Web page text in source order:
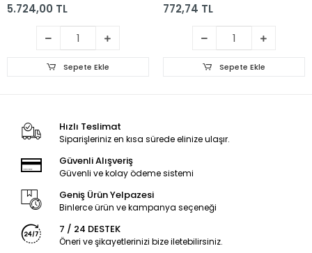
5.724,00 TL
Sepete Ekle
772,74 TL
Sepete Ekle
Hızlı Teslimat
Siparişleriniz en kısa sürede elinize ulaşır.
Güvenli Alışveriş
Güvenli ve kolay ödeme sistemi
Geniş Ürün Yelpazesi
Binlerce ürün ve kampanya seçeneği
7 / 24 DESTEK
Öneri ve şikayetlerinizi bize iletebilirsiniz.